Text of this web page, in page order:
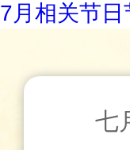
7月相关节日
七